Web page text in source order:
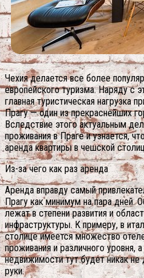
Чехия делается все более
европейского туризма. Наряду с
главная туристическая нагрузка
Прагу — один из прекраснейших
Вследствие этого актуальным
проживания в Праге и узнается,
аренда квартиры в чешской
Из-за чего как раз аренда
Аренда вправду самый
Прагу как минимум на пара дней.
лежат в степени развития и
инфраструктуры. К примеру, в
столице имеется множество
проживания и различного уровня,
недвижимости тут будет никак
руки.